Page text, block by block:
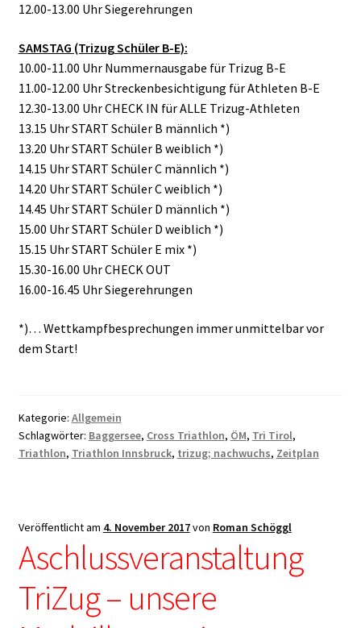
12.00-13.00 Uhr Siegerehrungen
SAMSTAG (Trizug Schüler B-E):
10.00-11.00 Uhr Nummernausgabe für Trizug B-E
11.00-12.00 Uhr Streckenbesichtigung für Athleten B-E
12.30-13.00 Uhr CHECK IN für ALLE Trizug-Athleten
13.15 Uhr START Schüler B männlich *)
13.20 Uhr START Schüler B weiblich *)
14.15 Uhr START Schüler C männlich *)
14.20 Uhr START Schüler C weiblich *)
14.45 Uhr START Schüler D männlich *)
15.00 Uhr START Schüler D weiblich *)
15.15 Uhr START Schüler E mix *)
15.30-16.00 Uhr CHECK OUT
16.00-16.45 Uhr Siegerehrungen
*)… Wettkampfbesprechungen immer unmittelbar vor
dem Start!
Kategorie: Allgemein
Schlagwörter: Baggersee, Cross Triathlon, ÖM, Tri Tirol,
Triathlon, Triathlon Innsbruck, trizug; nachwuchs, Zeitplan
Veröffentlicht am 4. November 2017von Roman Schöggl
Aschlussveranstaltung
TriZug – unsere